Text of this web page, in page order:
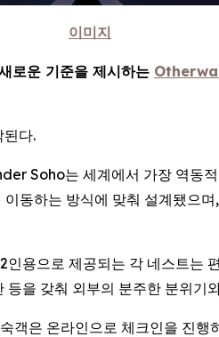
이미지
로운 기준을 제시하는
된다.
Soho는 세계에서 가장 역동
동하는 방식에 맞춰 설계됐으
용으로 제공되는 각 네스트는
을 갖춰 외부의 분주한 분위기
객은 온라인으로 체크인을 진